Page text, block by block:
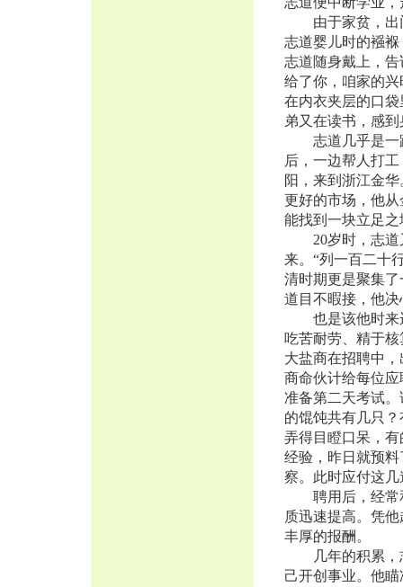
由于家贫，出门
志道婴儿时的襁
志道随身戴上，
给了你，咱家的
在内衣夹层的口
弟又在读书，感
志道几乎是一路
后，一边帮人打
阳，来到浙江金
更好的市场，他
能找到一块立足之
20岁时，志道
来。“列一百二十
清时期更是聚集
道目不暇接，他
也是该他时来运
吃苦耐劳、精于
大盐商在招聘中
商命伙计给每位
准备第二天考试
的馄饨共有几只
弄得目瞪口呆，
经验，昨日就预
察。此时应付这
聘用后，经常和
质迅速提高。凭
丰厚的报酬。
几年的积累，志
己开创事业。他